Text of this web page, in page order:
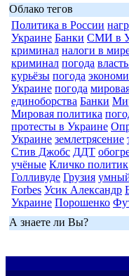
Облако тегов
Политика в России
Украине Банки СМИ в
криминал налоги в
криминал погода
курьёзы погода
Украине погода
единоборства Банки
Мировая политика
протесты в Украине
Украине землетрясение
Стив Джобс ДДТ
учёные Кличко политик
Голливуде Грузия
Forbes Усик Александр
Украине Порошенко
А знаете ли Вы?